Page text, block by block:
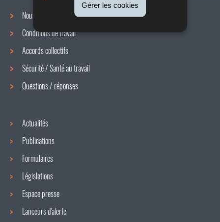
Gérer les cookies
Menu
de
navigation
Nous connaître
Conditions de travail
Accords collectifs
Sécurité / Santé au travail
Questions / réponses
Actualités
Publications
Formulaires
Législations
Espace presse
Lanceurs d'alerte